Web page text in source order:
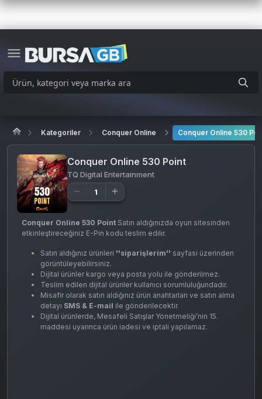
Kategoriler Conquer Online Conquer Online 530
Conquer Online 530 Point
TQ Digital Entertainment
Conquer Online 530 Point Satın aldığınızda oyun sitesinden
etkinleştireceğiniz E-Pin kodu teslim edilir.
Satın aldığınız ürünleri ''siparişlerim'' sayfası üzerinden
görüntüleyebilirsiniz.
Dijital ürünler kargo veya posta yolu ile gönderilmez.
Teslim edilen dijital ürünler kullanıcı sorumluluğundadır.
Misafir olarak satın aldığınız ürün anahtarları ve satın alma
detayı SMS & E-mail ile gönderilecektir.
Dijital ürünlerde, Mesafeli Satışlar Yönetmeliği’nin 15.
maddesi uyarınca ürün iadesi ve iptali yapılamaz.